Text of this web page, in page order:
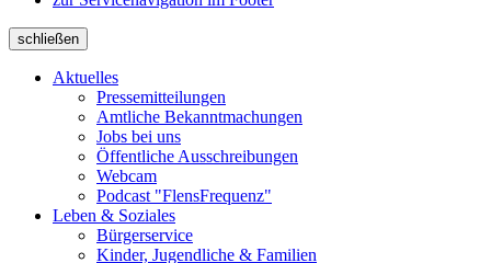
schließen
Aktuelles
Pressemitteilungen
Amtliche Bekanntmachungen
Jobs bei uns
Öffentliche Ausschreibungen
Webcam
Podcast "FlensFrequenz"
Leben & Soziales
Bürgerservice
Kinder, Jugendliche & Familien